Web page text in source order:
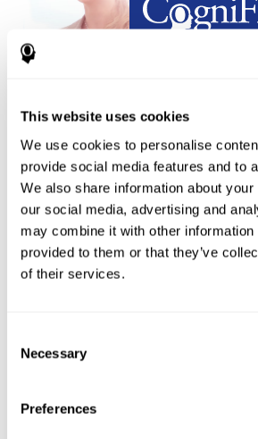
This website uses cookies
We use cookies to personalise
provide social media features and to
We also share information about
our social media, advertising and
may combine it with other information
provided to them or that they’ve
of their services.
Selection
Necessary
Preferences
créer un
Athlètes
Créer un compte